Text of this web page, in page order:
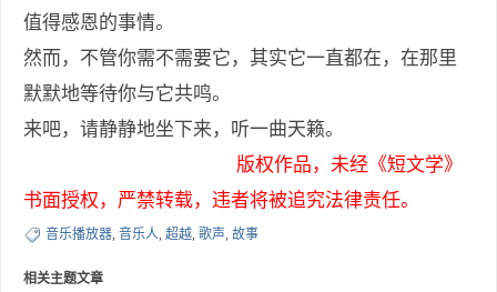
值得感恩的事情。
然而，不管你需不需要它，其实它一直都在，在那里
默默地等待你与它共鸣。
来吧，请静静地坐下来，听一曲天籁。
版权作品，未经《短文学》
书面授权，严禁转载，违者将被追究法律责任。
音乐播放器, 音乐人, 超越, 歌声, 故事
相关主题文章